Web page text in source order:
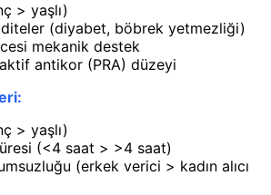
> yaşlı)
(diyabet, böbrek yetmezliği)
mekanik destek
antikor (PRA) düzeyi
> yaşlı)
(<4 saat > >4 saat)
(erkek verici > kadın alıcı